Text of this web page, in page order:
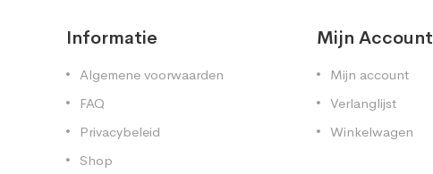
Informatie
Algemene voorwaarden
FAQ
Privacybeleid
Shop
Mijn Account
Mijn account
Verlanglijst
Winkelwagen